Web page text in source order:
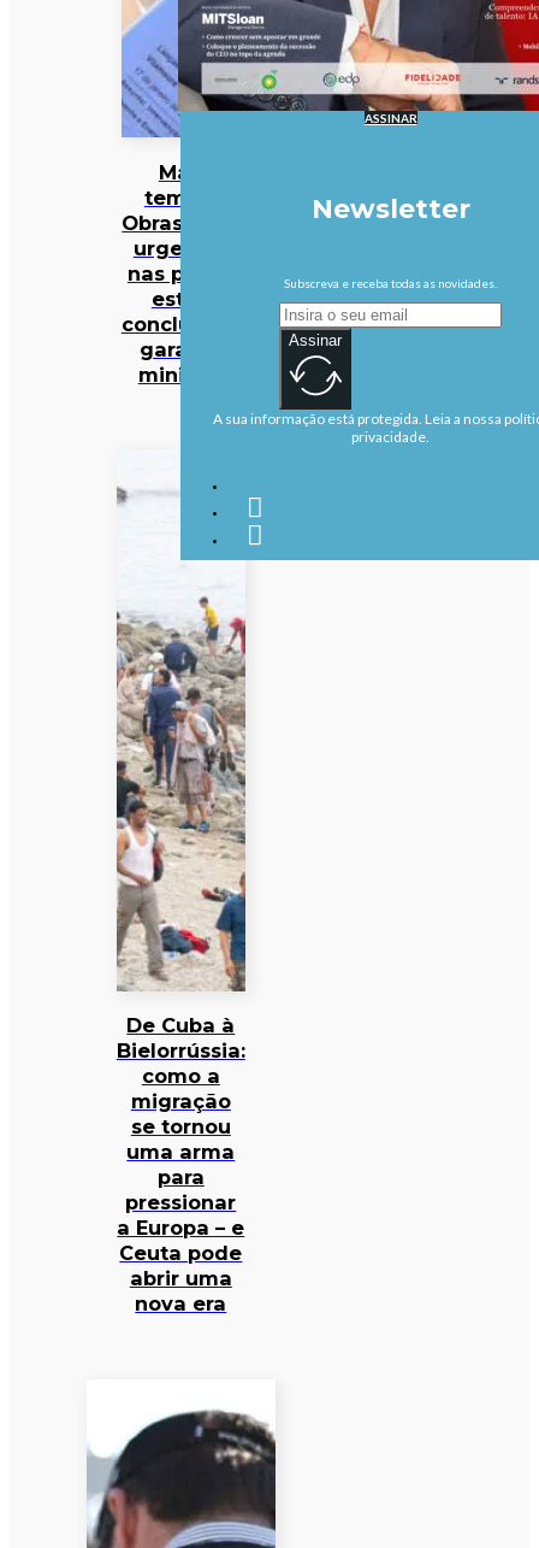
Mau
tempo:
Obras mais
urgentes
nas praias
estão
concluídas,
garante
ministra
De Cuba à
Bielorrússia:
como a
migração
se tornou
uma arma
para
pressionar
a Europa – e
Ceuta pode
abrir uma
nova era
ASSINAR
Newsletter
Subscreva e receba todas as novidades.
Assinar
A sua informação está protegida. Leia a nossa
privacidade.